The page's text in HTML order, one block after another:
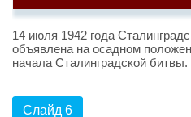
14 июля 1942 года
объявлена на осадном
начала Сталинградской битвы.
Слайд 6